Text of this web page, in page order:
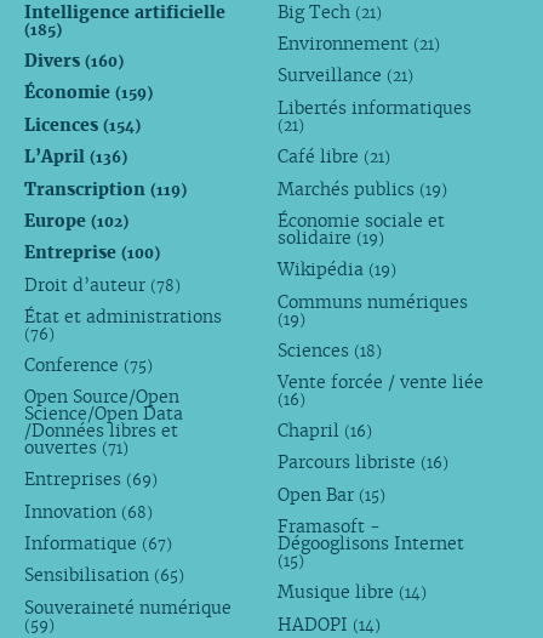
Intelligence artificielle
(185)
Divers (160)
Économie (159)
Licences (154)
L’April (136)
Transcription (119)
Europe (102)
Entreprise (100)
Droit d’auteur (78)
État et administrations
(76)
Conference (75)
Open Source/Open
Science/Open Data
/Données libres et
ouvertes (71)
Entreprises (69)
Innovation (68)
Informatique (67)
Sensibilisation (65)
Souveraineté numérique
(59)
Big Tech (21)
Environnement (21)
Surveillance (21)
Libertés informatiques
(21)
Café libre (21)
Marchés publics (19)
Économie sociale et
solidaire (19)
Wikipédia (19)
Communs numériques
(19)
Sciences (18)
Vente forcée / vente liée
(16)
Chapril (16)
Parcours libriste (16)
Open Bar (15)
Framasoft -
Dégooglisons Internet
(15)
Musique libre (14)
HADOPI (14)